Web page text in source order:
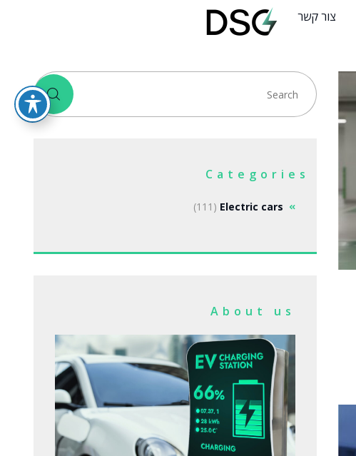
צור קשר
Categories
Electric cars
(111)
About us